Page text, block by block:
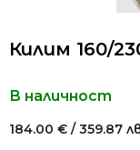
Килим 160/
В наличност
184.00 € / 359.87